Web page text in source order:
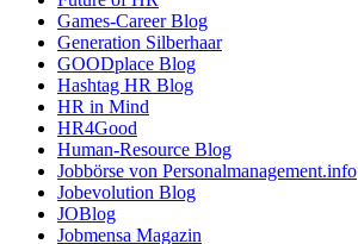
Games-Career Blog
Generation Silberhaar
GOODplace Blog
Hashtag HR Blog
HR in Mind
HR4Good
Human-Resource Blog
Jobbörse von Personalmanagement.info
Jobevolution Blog
JOBlog
Jobmensa Magazin